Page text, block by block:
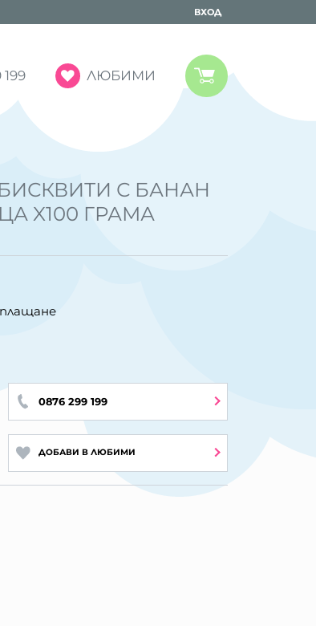
ВХОД
ЛЮБИМИ
С БАНАН
X100 ГРАМА
0876 299 199
ДОБАВИ В ЛЮБИМИ